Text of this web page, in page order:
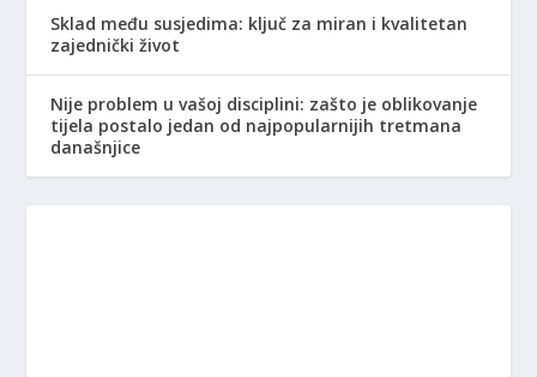
Sklad među susjedima: ključ za miran i kvalitetan
zajednički život
Nije problem u vašoj disciplini: zašto je oblikovanje
tijela postalo jedan od najpopularnijih tretmana
današnjice